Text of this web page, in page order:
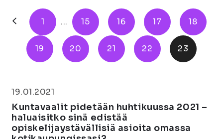
1 ... 15 16 17 18
19 20 21 22 23
19.01.2021
Kuntavaalit pidetään huhtikuussa 2021 –
haluaisitko sinä edistää
opiskelijaystävällisiä asioita omassa